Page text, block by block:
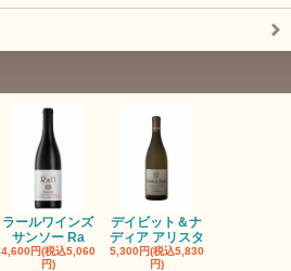
ラールワインズ
サンソー Ra
4,600円(税込5,060
円)
デイビット＆ナ
ディア アリスタ
5,300円(税込5,830
円)